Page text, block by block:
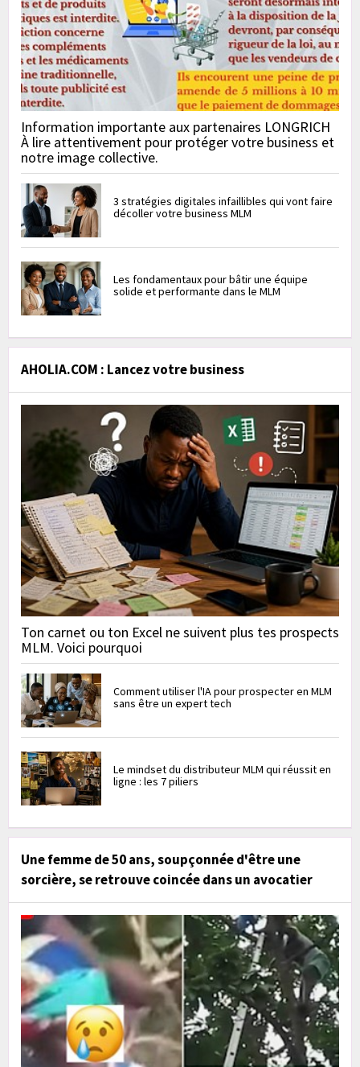
Information importante aux partenaires LONGRICH
À lire attentivement pour protéger votre business et
notre image collective.
3 stratégies digitales infaillibles qui vont faire
décoller votre business MLM
Les fondamentaux pour bâtir une équipe
solide et performante dans le MLM
AHOLIA.COM : Lancez votre business
Ton carnet ou ton Excel ne suivent plus tes prospects
MLM. Voici pourquoi
Comment utiliser l'IA pour prospecter en MLM
sans être un expert tech
Le mindset du distributeur MLM qui réussit en
ligne : les 7 piliers
Une femme de 50 ans, soupçonnée d'être une
sorcière, se retrouve coincée dans un avocatier